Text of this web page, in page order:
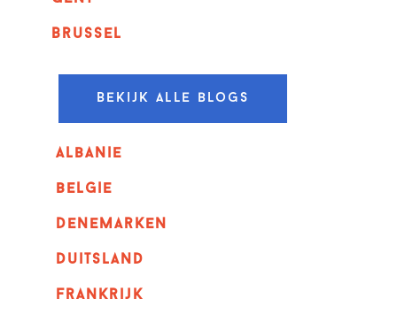
Brussel
Bekijk alle blogs
albanie
belgie
denemarken
duitsland
frankrijk